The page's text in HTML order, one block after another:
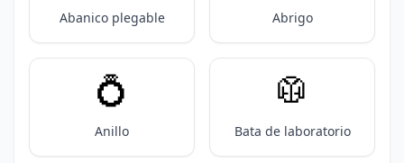
Abanico plegable Abrigo
💍
Anillo
🥼
Bata de laboratorio